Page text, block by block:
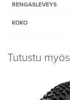
RENGASLEVEYS
KOKO
Tutustu myös